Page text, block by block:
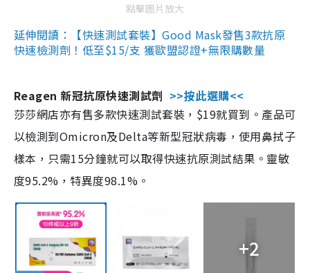
點擊圖片放大
延伸閱讀：【快速測試套裝】Good Mask發售3款抗原
快速檢測劑！低至$15/支 獲歐盟認證+無限購數量
Reagen 新冠抗原快速測試劑 >>按此選購<<
莎莎網店亦有售多款快速測試套裝，$19就買到。產品可
以檢測到Omicron及Delta等新型冠狀病毒，使用鼻拭子
樣本，只需15分鐘就可以取得快速抗原測試結果。靈敏
度95.2%，特異度98.1%。
+2